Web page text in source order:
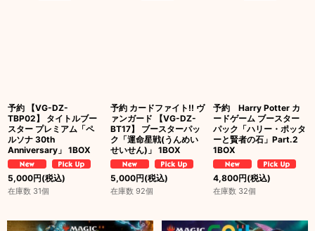
予約 【VG-DZ-
TBP02】 タイトルブー
スター プレミアム「ペ
ルソナ 30th
Anniversary」 1BOX
5,000円(税込)
在庫数 31個
予約 カードファイト!! ヴ
ァンガード 【VG-DZ-
BT17】 ブースターパッ
ク「運命星戦(うんめい
せいせん)」 1BOX
5,000円(税込)
在庫数 92個
予約 Harry Potter カ
ードゲーム ブースター
パック「ハリー・ポッタ
ーと賢者の石」Part.2
1BOX
4,800円(税込)
在庫数 32個